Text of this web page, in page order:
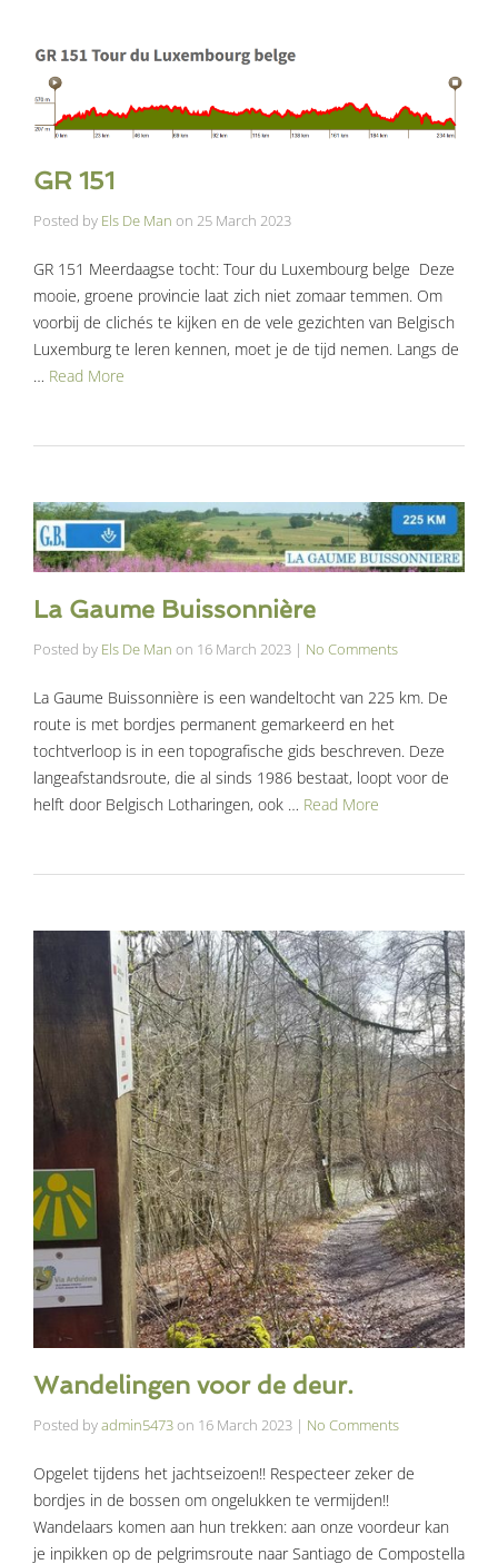
GR 151
Posted by Els De Man on 25 March 2023
GR 151 Meerdaagse tocht: Tour du Luxembourg belge Deze
mooie, groene provincie laat zich niet zomaar temmen. Om
voorbij de clichés te kijken en de vele gezichten van Belgisch
Luxemburg te leren kennen, moet je de tijd nemen. Langs de
… Read More
La Gaume Buissonnière
Posted by Els De Man on 16 March 2023 | No Comments
La Gaume Buissonnière is een wandeltocht van 225 km. De
route is met bordjes permanent gemarkeerd en het
tochtverloop is in een topografische gids beschreven. Deze
langeafstandsroute, die al sinds 1986 bestaat, loopt voor de
helft door Belgisch Lotharingen, ook … Read More
Wandelingen voor de deur.
Posted byadmin5473on 16 March 2023 | No Comments
Opgelet tijdens het jachtseizoen!! Respecteer zeker de
bordjes in de bossen om ongelukken te vermijden!!
Wandelaars komen aan hun trekken: aan onze voordeur kan
je inpikken op de pelgrimsroute naar Santiago de Compostella